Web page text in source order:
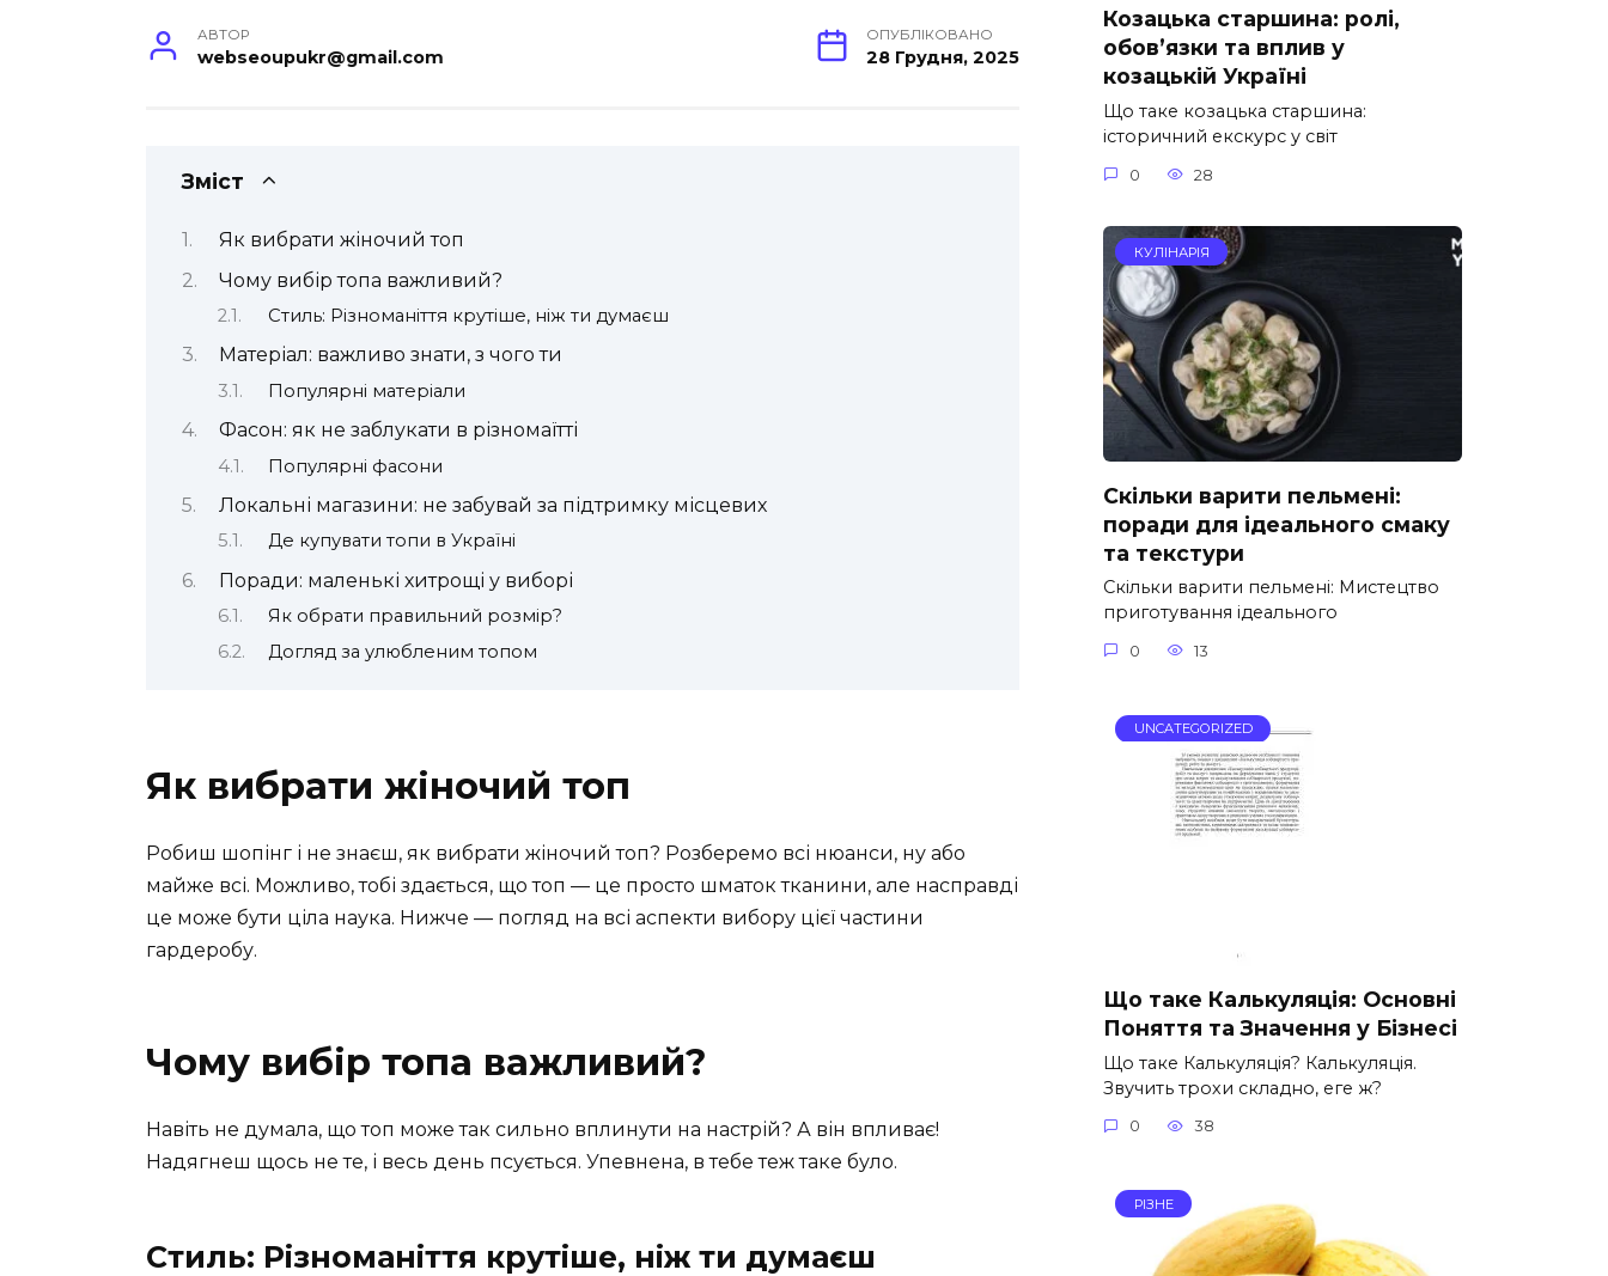
АВТОР
webseoupukr@gmail.com
ОПУБЛІКОВАНО
28 Грудня, 2025
Зміст
Як вибрати жіночий топ
Чому вибір топа важливий?
Стиль: Різноманіття крутіше, ніж ти думаєш
Матеріал: важливо знати, з чого ти
Популярні матеріали
Фасон: як не заблукати в різномаїтті
Популярні фасони
Локальні магазини: не забувай за підтримку місцевих
Де купувати топи в Україні
Поради: маленькі хитрощі у виборі
Як обрати правильний розмір?
Догляд за улюбленим топом
Як вибрати жіночий топ
Робиш шопінг і не знаєш, як вибрати жіночий топ? Розберемо всі нюанси, ну або
майже всі. Можливо, тобі здається, що топ — це просто шматок тканини, але насправді
це може бути ціла наука. Нижче — погляд на всі аспекти вибору цієї частини
гардеробу.
Чому вибір топа важливий?
Навіть не думала, що топ може так сильно вплинути на настрій? А він впливає!
Надягнеш щось не те, і весь день псується. Упевнена, в тебе теж таке було.
Стиль: Різноманіття крутіше, ніж ти думаєш
Козацька старшина: ролі,
обов’язки та вплив у
козацькій Україні
Що таке козацька старшина:
історичний екскурс у світ
0 28
КУЛІНАРІЯ
Скільки варити пельмені:
поради для ідеального смаку
та текстури
Скільки варити пельмені: Мистецтво
приготування ідеального
0 13
UNCATEGORIZED
Що таке Калькуляція: Основні
Поняття та Значення у Бізнесі
Що таке Калькуляція? Калькуляція.
Звучить трохи складно, еге ж?
0 38
РІЗНЕ